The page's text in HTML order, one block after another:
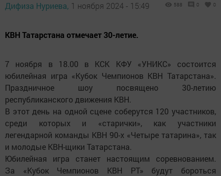
Дифиза Нуриева, 1 ноября 2024 - 15:49 588 0 0
КВН Татарстана отмечает 30-летие.
7 ноября в 18.00 в КСК КФУ «УНИКС» состоится
юбилейная игра «Кубок Чемпионов КВН Татарстана».
Праздничное шоу посвящено 30-летию
республиканского движения КВН.
В этот день на одной сцене соберутся 120 участников,
среди которых и «старички», как участники
легендарной команды КВН 90-х «Четыре татарина», так
и молодые КВН-щики Татарстана.
Юбилейная игра станет настоящим соревнованием.
За «Кубок Чемпионов КВН РТ» будут бороться